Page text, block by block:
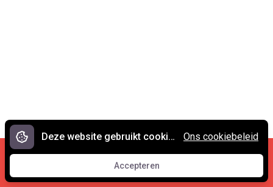
Cookies en privacy •
Contact
© 2007 - 2026 Spreekwoorden.nl
Deze website gebruikt cookies.
Accepteren
Accepteren
Ons cookiebeleid